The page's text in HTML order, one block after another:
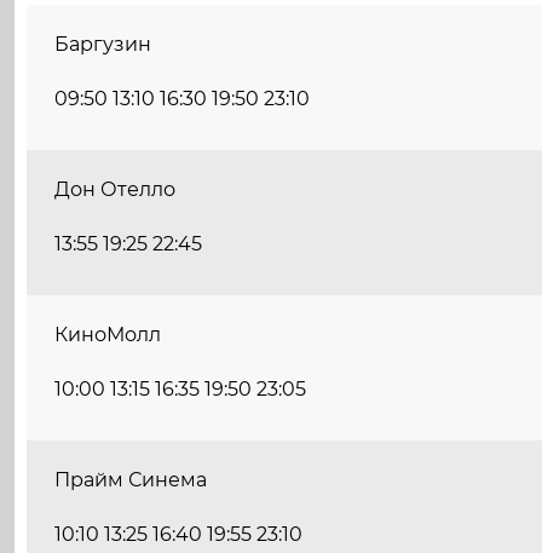
Баргузин
09:50 13:10 16:30 19:50 23:10
Дон Отелло
13:55 19:25 22:45
КиноМолл
10:00 13:15 16:35 19:50 23:05
Прайм Синема
10:10 13:25 16:40 19:55 23:10